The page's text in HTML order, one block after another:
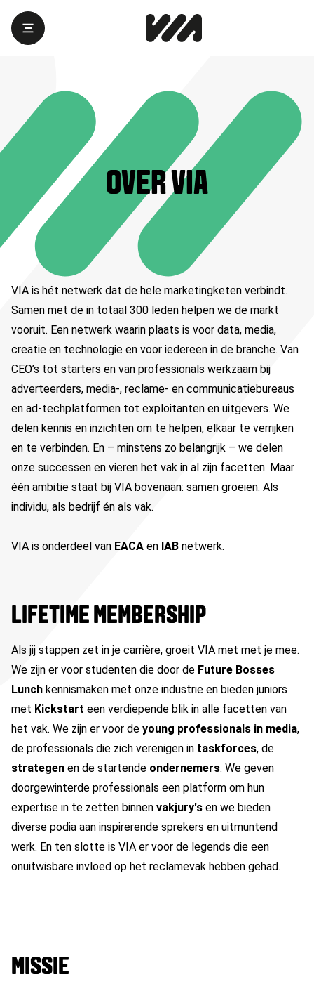
OVER VIA
VIA is hét netwerk dat de hele marketingketen verbindt.
Samen met de in totaal 300 leden helpen we de markt
vooruit. Een netwerk waarin plaats is voor data, media,
creatie en technologie en voor iedereen in de branche. Van
CEO’s tot starters en van professionals werkzaam bij
adverteerders, media-, reclame- en communicatiebureaus
en ad-techplatformen tot exploitanten en uitgevers. We
delen kennis en inzichten om te helpen, elkaar te verrijken
en te verbinden. En – minstens zo belangrijk – we delen
onze successen en vieren het vak in al zijn facetten. Maar
één ambitie staat bij VIA bovenaan: samen groeien. Als
individu, als bedrijf én als vak.
VIA is onderdeel van EACA en IAB netwerk.
LIFETIME MEMBERSHIP
Als jij stappen zet in je carrière, groeit VIA met met je mee.
We zijn er voor studenten die door de Future Bosses
Lunch kennismaken met onze industrie en bieden juniors
met Kickstart een verdiepende blik in alle facetten van
het vak. We zijn er voor de young professionals in media,
de professionals die zich verenigen in taskforces, de
strategen en de startende ondernemers. We geven
doorgewinterde professionals een platform om hun
expertise in te zetten binnen vakjury's en we bieden
diverse podia aan inspirerende sprekers en uitmuntend
werk. En ten slotte is VIA er voor de legends die een
onuitwisbare invloed op het reclamevak hebben gehad.
MISSIE